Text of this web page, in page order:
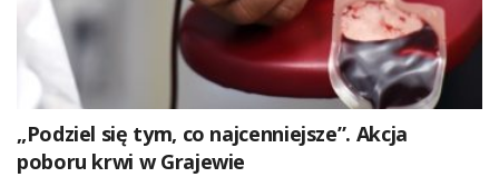
„Podziel się tym, co najcenniejsze”. Akcja
poboru krwi w Grajewie